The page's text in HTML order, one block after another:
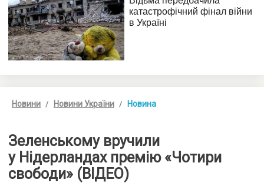
Новини Новини України Новина
Зеленському вручили
у Нідерландах премію «Чотири
свободи» (ВІДЕО)